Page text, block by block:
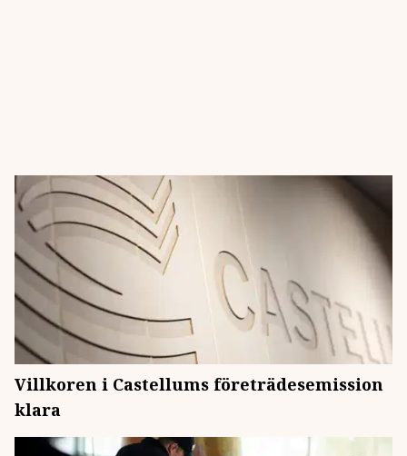
Villkoren i Castellums företrädesemission
klara